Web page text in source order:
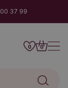
37 99
0 0